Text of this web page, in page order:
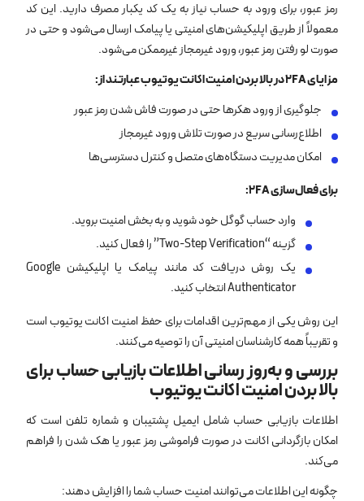
رمز عبور، برای ورود به حساب نیاز به یک کد یکبار مصرف دارید. این کد
معمولاً از طریق اپلیکیشن‌های امنیتی یا پیامک ارسال می‌شود و حتی در
صورت لو رفتن رمز عبور، ورود غیرمجاز غیرممکن می‌شود.
مزایای 2FA در بالا بردن امنیت اکانت یوتیوب عبارتند از:
جلوگیری از ورود هکرها حتی در صورت فاش شدن رمز عبور
اطلاع‌رسانی سریع در صورت تلاش ورود غیرمجاز
امکان مدیریت دستگاه‌های متصل و کنترل دسترسی‌ها
برای فعال‌سازی 2FA:
وارد حساب گوگل خود شوید و به بخش امنیت بروید.
گزینه “Two-Step Verification” را فعال کنید.
یک روش دریافت کد مانند پیامک یا اپلیکیشن Google
Authenticator انتخاب کنید.
این روش یکی از مهم‌ترین اقدامات برای حفظ امنیت اکانت یوتیوب است
و تقریباً همه کارشناسان امنیتی آن را توصیه می‌کنند.
بررسی و به‌روز رسانی اطلاعات بازیابی حساب برای
بالا بردن امنیت اکانت یوتیوب
اطلاعات بازیابی حساب شامل ایمیل پشتیبان و شماره تلفن است که
امکان بازگردانی اکانت در صورت فراموشی رمز عبور یا هک شدن را فراهم
می‌کند.
چگونه این اطلاعات می‌توانند امنیت حساب شما را افزایش دهند: